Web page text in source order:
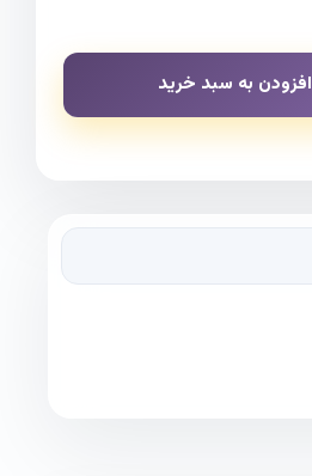
افزودن به سبد خرید